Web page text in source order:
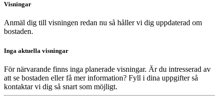
Visningar
Anmäl dig till visningen redan nu så håller vi dig uppdaterad om
bostaden.
Inga aktuella visningar
För närvarande finns inga planerade visningar. Är du intresserad av
att se bostaden eller få mer information? Fyll i dina uppgifter så
kontaktar vi dig så snart som möjligt.